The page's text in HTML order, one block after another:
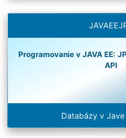
Programovanie v JAVA EE:
API
Databázy v Jave